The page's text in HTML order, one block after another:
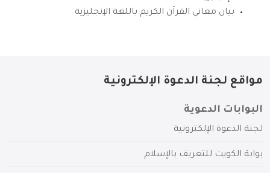
بيان معاني القرآن الكريم باللغة الإنجليزية
مواقع لجنة الدعوة الإلكترونية
البوابات الدعوية
لجنة الدعوة الإلكترونية
بوابة الكويت للتعريف بالإسلام